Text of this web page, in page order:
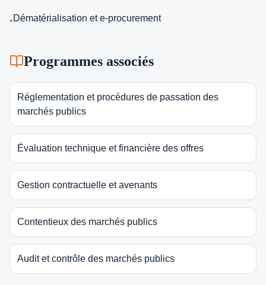
•Dématérialisation et e-procurement
Programmes associés
Réglementation et procédures de passation des
marchés publics
Évaluation technique et financière des offres
Gestion contractuelle et avenants
Contentieux des marchés publics
Audit et contrôle des marchés publics